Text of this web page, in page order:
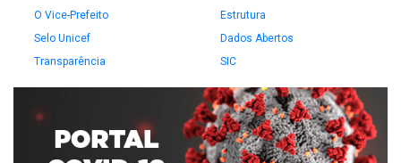
O Vice-Prefeito
Estrutura
Selo Unicef
Dados Abertos
Transparência
SIC